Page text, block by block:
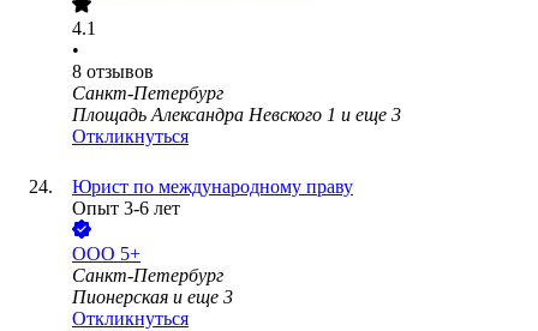
4.1
•
8 отзывов
Санкт-Петербург
Площадь Александра Невского 1 и еще 3
Откликнуться
Юрист по международному праву
Опыт 3-6 лет
ООО 5+
Санкт-Петербург
Пионерская и еще 3
Откликнуться